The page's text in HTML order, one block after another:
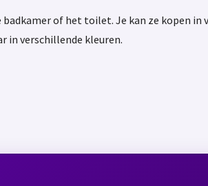
of het toilet. Je kan ze kopen
in verschillende kleuren.